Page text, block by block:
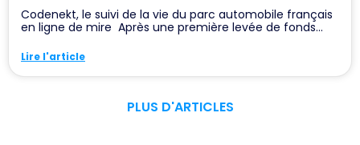
Codenekt, le suivi de la vie du parc automobile français
en ligne de mire Après une première levée de fonds...
Lire l'article
PLUS D'ARTICLES